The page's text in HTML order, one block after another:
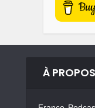
À